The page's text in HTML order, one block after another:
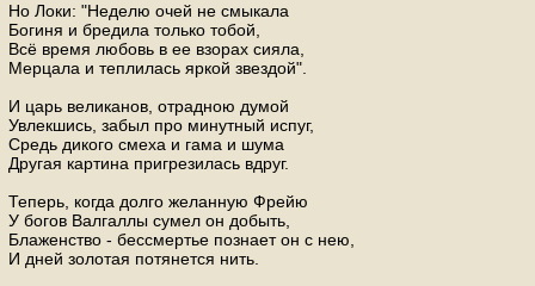
Но Локи: "Неделю очей не смыкала
Богиня и бредила только тобой,
Всё время любовь в ее взорах сияла,
Мерцала и теплилась яркой звездой".
И царь великанов, отрадною думой
Увлекшись, забыл про минутный испуг,
Средь дикого смеха и гама и шума
Другая картина пригрезилась вдруг.
Теперь, когда долго желанную Фрейю
У богов Валгаллы сумел он добыть,
Блаженство - бессмертье познает он с нею,
И дней золотая потянется нить.